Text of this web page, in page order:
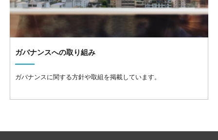
ガバナンスへの取り組み
ガバナンスに関する方針や取組を掲載しています。